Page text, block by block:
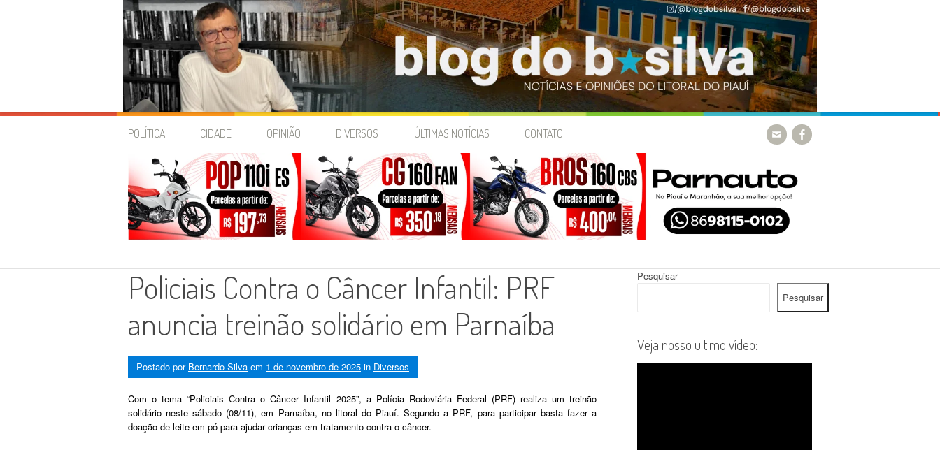
Skip
POLÍTICA CIDADE OPINIÃO DIVERSOS ÚLTIMAS NOTÍCIAS CONTATO
Policiais Contra o Câncer Infantil: PRF
anuncia treinão solidário em Parnaíba
Postado por Bernardo Silva em 1 de novembro de 2025 in Diversos
Com o tema “Policiais Contra o Câncer Infantil 2025”, a Polícia Rodoviária Federal (PRF) realiza um treinão
solidário neste sábado (08/11), em Parnaíba, no litoral do Piauí. Segundo a PRF, para participar basta fazer a
doação de leite em pó para ajudar crianças em tratamento contra o câncer.
Pesquisar
Pesquisar
Veja nosso ultimo vídeo: